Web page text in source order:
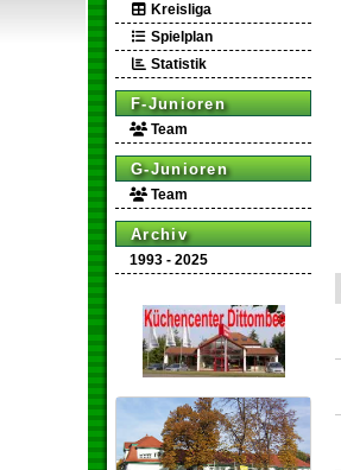
Kreisliga
Spielplan
Statistik
F-Junioren
Team
G-Junioren
Team
Archiv
1993 - 2025